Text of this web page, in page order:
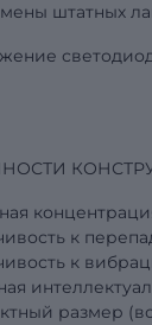
штатных
к
к
размер